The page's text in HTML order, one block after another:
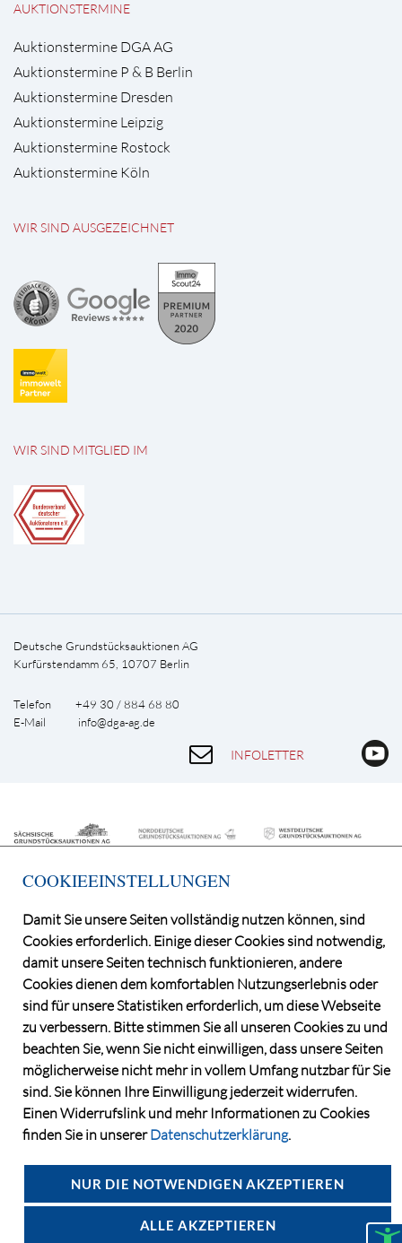
AUKTIONSTERMINE
Auktionstermine DGA AG
Auktionstermine P & B Berlin
Auktionstermine Dresden
Auktionstermine Leipzig
Auktionstermine Rostock
Auktionstermine Köln
WIR SIND AUSGEZEICHNET
WIR SIND MITGLIED IM
Deutsche Grundstücksauktionen AG
Kurfürstendamm 65, 10707 Berlin
Telefon +49 30 / 884 68 80
E-Mail info@dga-ag.de
INFOLETTER
©2026 Deutsche Grundstücksauktionen AG
CONSENT MANAGER
KATALOGBEZUG
OBJEKTFRAGEBOGEN
DATENSCHUTZ
VERSTEIGERUNGSBEDINGUNGEN
IMPRESSUM
KONTAKT
COOKIEEINSTELLUNGEN
Damit Sie unsere Seiten vollständig nutzen können, sind
Cookies erforderlich. Einige dieser Cookies sind notwendig,
damit unsere Seiten technisch funktionieren, andere
Cookies dienen dem komfortablen Nutzungserlebnis oder
sind für unsere Statistiken erforderlich, um diese Webseite
zu verbessern. Bitte stimmen Sie all unseren Cookies zu und
beachten Sie, wenn Sie nicht einwilligen, dass unsere Seiten
möglicherweise nicht mehr in vollem Umfang nutzbar für Sie
sind. Sie können Ihre Einwilligung jederzeit widerrufen.
Einen Widerrufslink und mehr Informationen zu Cookies
finden Sie in unsererDatenschutzerklärung.
NUR DIE NOTWENDIGEN AKZEPTIEREN
ALLE AKZEPTIEREN